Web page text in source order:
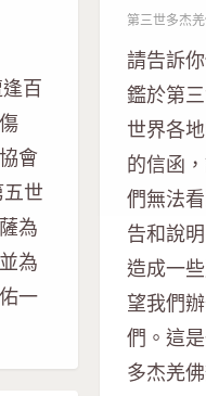
百
會
世
為
為
一
第三世多杰
請告訴
鑑於第
世界各
的信函
們無法
告和說
造成一
望我們
們。這
多杰羌